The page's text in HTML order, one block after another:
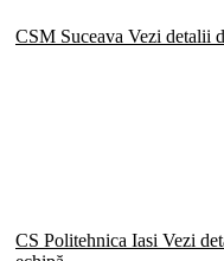
CSM Suceava Vezi detalii
CS Politehnica Iasi Vezi